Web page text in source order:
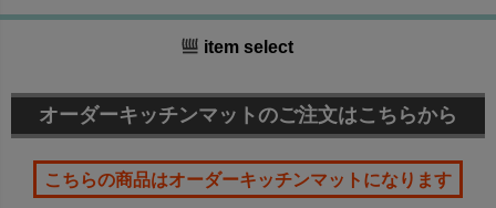
item select
オーダーキッチンマットのご注文はこちらから
こちらの商品はオーダーキッチンマットになります